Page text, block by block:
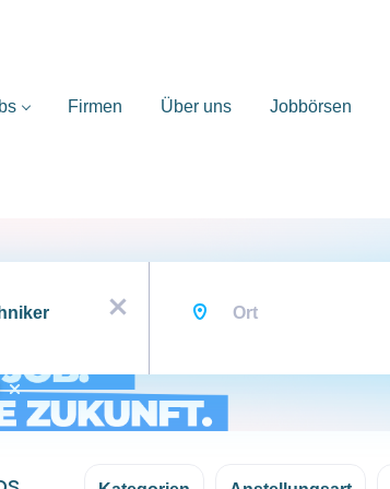
Firmen Über uns Jobbörsen
x